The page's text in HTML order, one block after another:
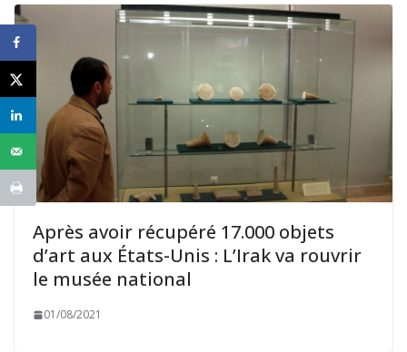
Après avoir récupéré 17.000 objets
d’art aux États-Unis : L’Irak va rouvrir
le musée national
01/08/2021